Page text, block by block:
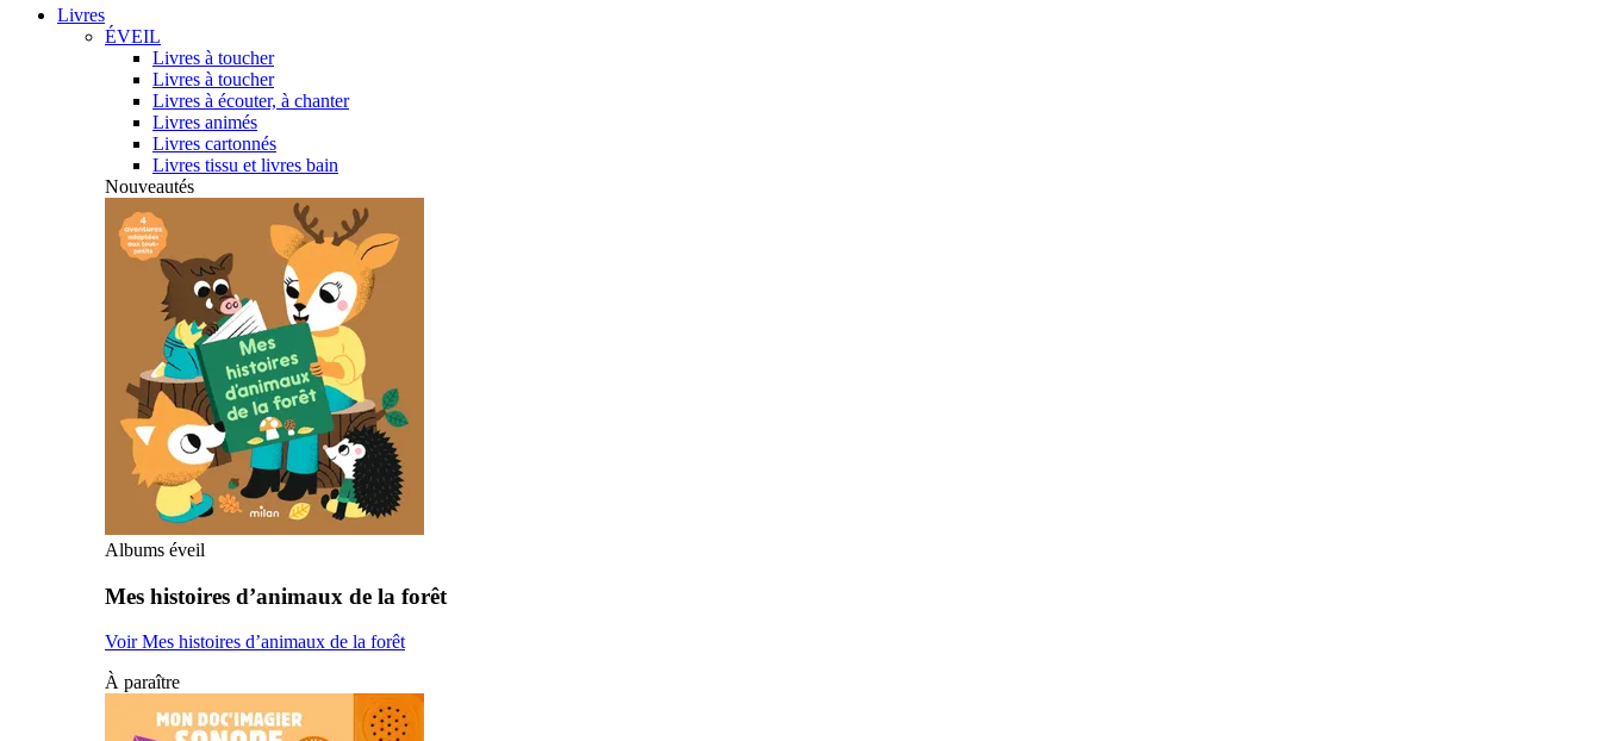
Livres
ÉVEIL
Livres à toucher
Livres à toucher
Livres à écouter, à chanter
Livres animés
Livres cartonnés
Livres tissu et livres bain
Nouveautés
Albums éveil
Mes histoires d’animaux de la forêt
Voir Mes histoires d’animaux de la forêt
À paraître